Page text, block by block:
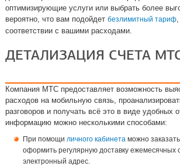
оптимизирующие услуги или выбрать более
вероятно, что вам подойдет безлимитный тариф,
соответствии с вашими расходами.
ДЕТАЛИЗАЦИЯ СЧЕТА
Компания МТС предоставляет возможность
расходов на мобильную связь,
разговоров и получать всё это в виде удобных
информацию можно несколькими способами:
При помощи личного кабинета можно
оформить регулярную доставку ежемесячных
электронный адрес.